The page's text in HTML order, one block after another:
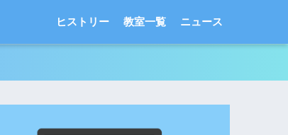
ヒストリー 教室一覧 ニュース